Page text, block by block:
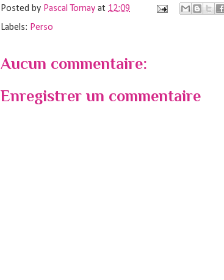
Posted by Pascal Tornay at 12:09
Labels: Perso
Aucun commentaire:
Enregistrer un commentaire